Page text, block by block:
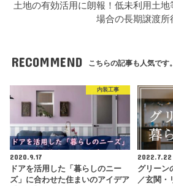
土地の有効活用に朗報！低未利用土地
場合の長期譲渡所
RECOMMEND こちらの記事も人気です。
内装工事
2020.9.17
ドアを活用した「暮らしのニー
ズ」に合わせた住まいのアイデア
2022.7.22
グリーン
／玄関・